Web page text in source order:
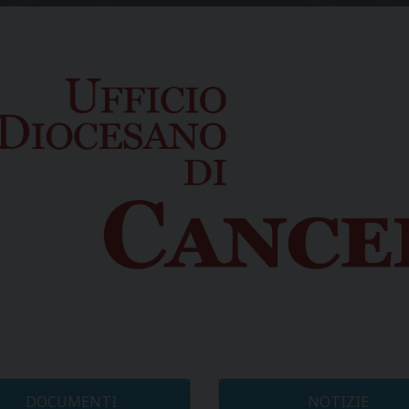
DOCUMENTI NOTIZIE